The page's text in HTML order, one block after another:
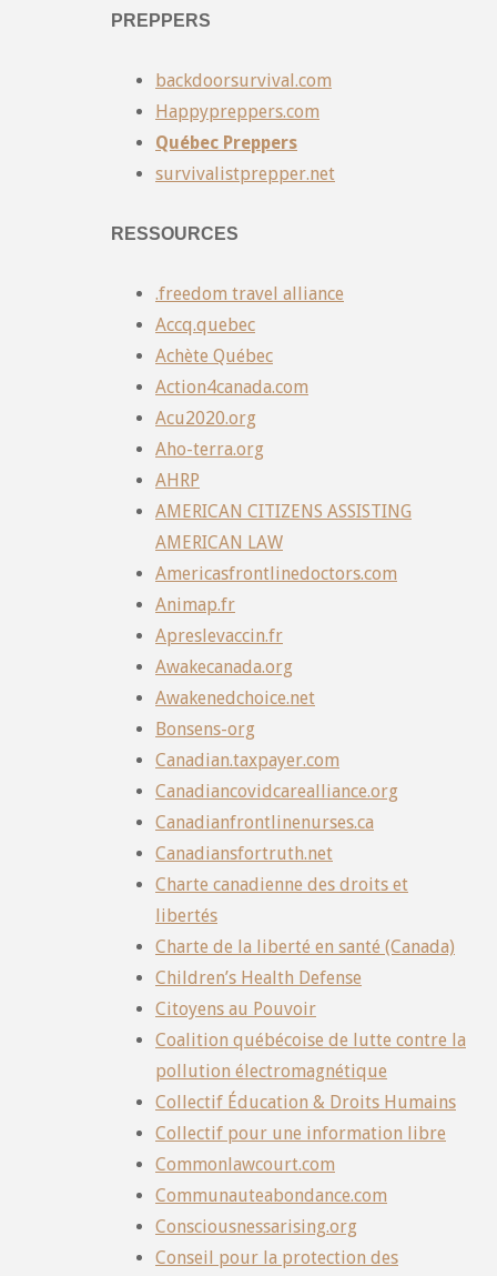
PREPPERS
backdoorsurvival.com
Happypreppers.com
Québec Preppers
survivalistprepper.net
RESSOURCES
.freedom travel alliance
Accq.quebec
Achète Québec
Action4canada.com
Acu2020.org
Aho-terra.org
AHRP
AMERICAN CITIZENS ASSISTING
AMERICAN LAW
Americasfrontlinedoctors.com
Animap.fr
Apreslevaccin.fr
Awakecanada.org
Awakenedchoice.net
Bonsens-org
Canadian.taxpayer.com
Canadiancovidcarealliance.org
Canadianfrontlinenurses.ca
Canadiansfortruth.net
Charte canadienne des droits et
libertés
Charte de la liberté en santé (Canada)
Children’s Health Defense
Citoyens au Pouvoir
Coalition québécoise de lutte contre la
pollution électromagnétique
Collectif Éducation & Droits Humains
Collectif pour une information libre
Commonlawcourt.com
Communauteabondance.com
Consciousnessarising.org
Conseil pour la protection des